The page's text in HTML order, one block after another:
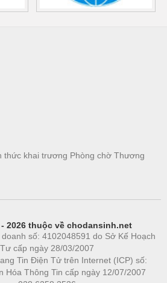
thức khai trương Phòng chờ Thương
2026 thuộc về chodansinh.net
số: 4102048591 do Sở Kế Hoạch
cấp ngày 28/03/2007
Tin Điện Tử trên Internet (ICP) số:
Hóa Thông Tin cấp ngày 12/07/2007